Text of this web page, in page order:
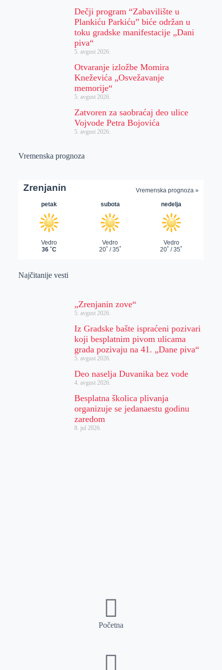
Dečji program “Zabavilište u
Plankiću Parkiću” biće održan u
toku gradske manifestacije „Dani
piva“
5. avgust 2026.
Otvaranje izložbe Momira
Kneževića „Osvežavanje
memorije“
5. avgust 2026.
Zatvoren za saobraćaj deo ulice
Vojvode Petra Bojovića
5. avgust 2026.
Vremenska prognoza
Najčitanije vesti
„Zrenjanin zove“
5. avgust 2026.
Iz Gradske bašte ispraćeni pozivari
koji besplatnim pivom ulicama
grada pozivaju na 41. „Dane piva“
5. avgust 2026.
Deo naselja Duvanika bez vode
4. avgust 2026.
Besplatna školica plivanja
organizuje se jedanaestu godinu
zaredom
8. jul 2026.
Početna